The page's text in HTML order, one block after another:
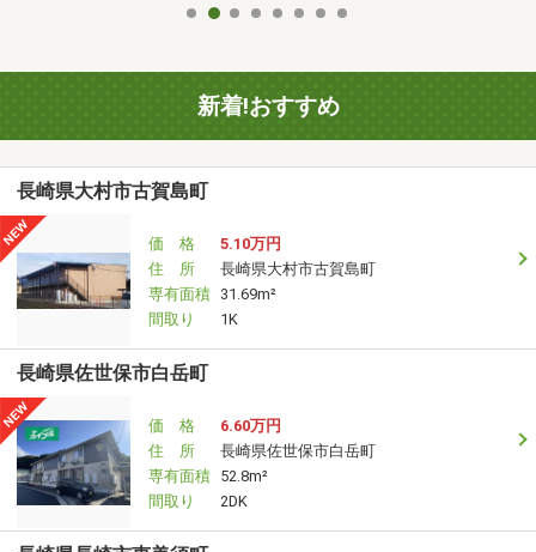
新着!おすすめ
長崎県大村市古賀島町
価 格
5.10万円
住 所
長崎県大村市古賀島町
専有面積 31.69m²
間取り
1K
長崎県佐世保市白岳町
価 格
6.60万円
住 所
長崎県佐世保市白岳町
専有面積 52.8m²
間取り
2DK